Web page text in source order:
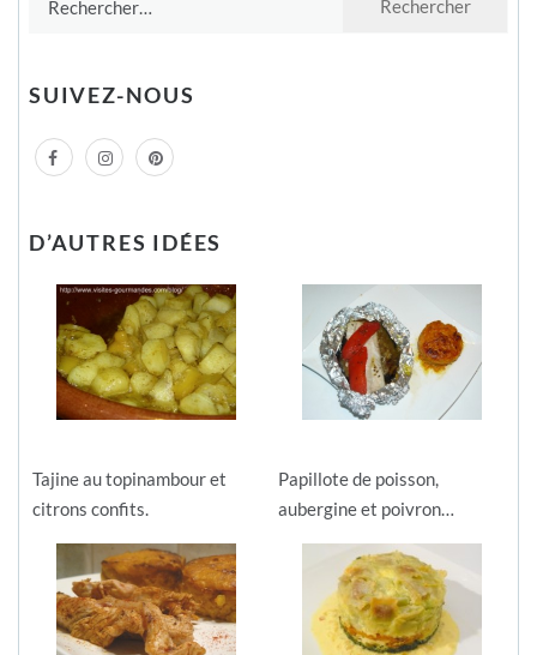
SUIVEZ-NOUS
D’AUTRES IDÉES
Tajine au topinambour et
citrons confits.
Papillote de poisson,
aubergine et poivron…